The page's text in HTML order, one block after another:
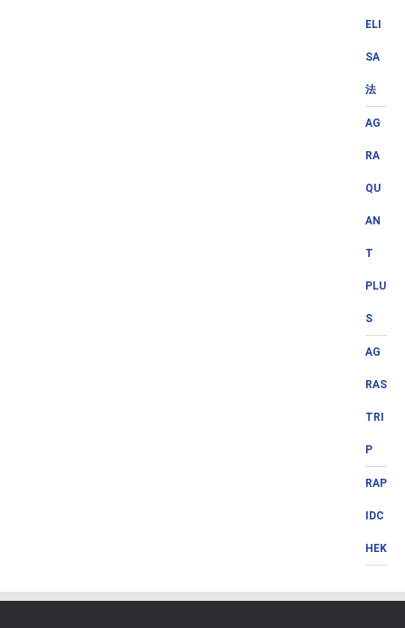
ELI
SA
法
AG
RA
QU
AN
T
PLU
S
AG
RAS
TRI
P
RAP
IDC
HEK